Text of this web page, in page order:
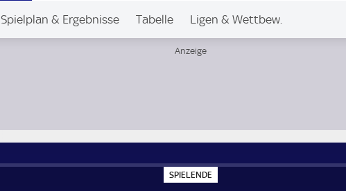
Spielplan & Ergebnisse Tabelle Ligen & Wettbew.
SPIELENDE
P